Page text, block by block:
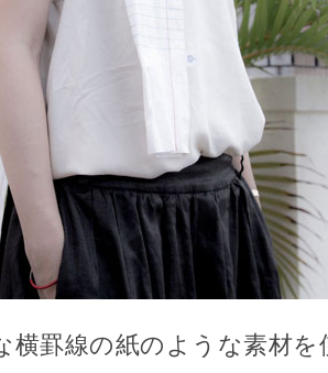
横罫線の紙のような素材